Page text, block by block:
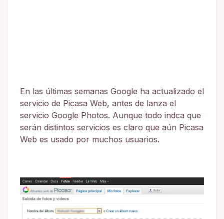
En las últimas semanas Google ha actualizado el
servicio de Picasa Web, antes de lanza el
servicio Google Photos. Aunque todo indca que
serán distintos servicios es claro que aún Picasa
Web es usado por muchos usuarios.